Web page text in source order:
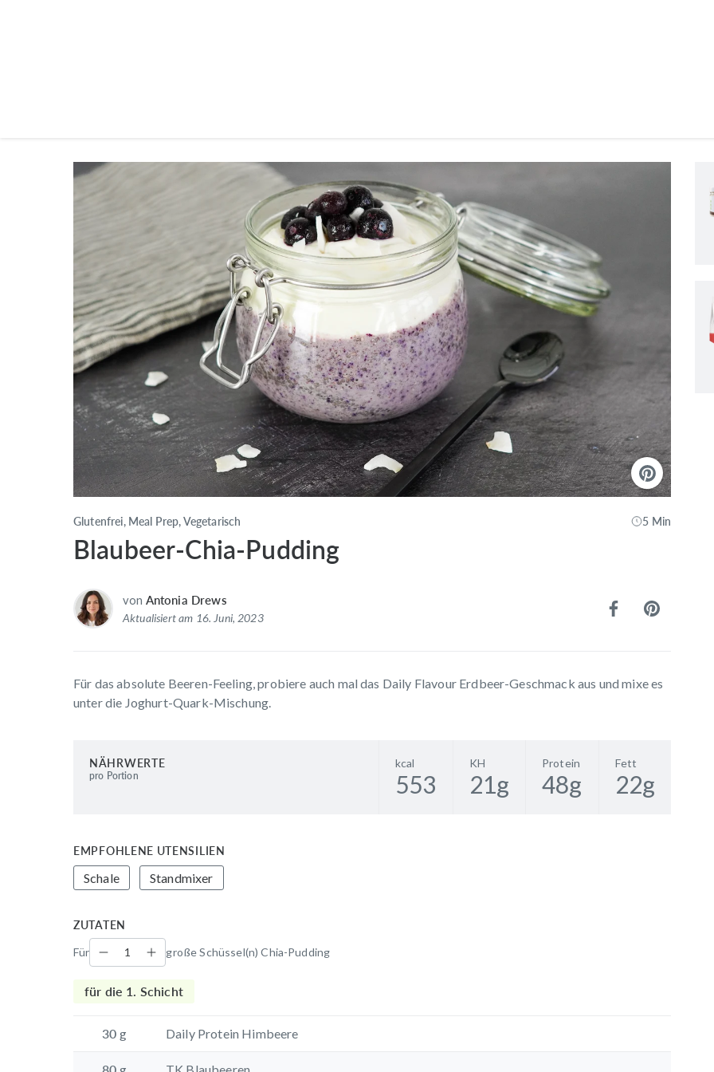
Glutenfrei, Meal Prep, Vegetarisch 5 Min
Blaubeer-Chia-Pudding
von Antonia Drews
Aktualisiert am 16. Juni, 2023
Für das absolute Beeren-Feeling, probiere auch mal das Daily Flavour Erdbeer-Geschmack aus und mixe es
unter die Joghurt-Quark-Mischung.
NÄHRWERTE
pro Portion
kcal
553
KH
21g
Protein
48g
Fett
22g
EMPFOHLENE UTENSILIEN
Schale Standmixer
ZUTATEN
Für
große Schüssel(n) Chia-Pudding
für die 1. Schicht
30 g Daily Protein Himbeere